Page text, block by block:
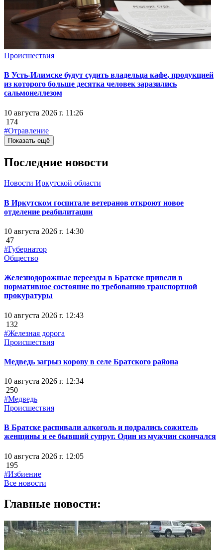
Происшествия
В Усть-Илимске будут судить владельца кафе, продукцией
из которого больше десятка человек заразились
сальмонеллезом
10 августа 2026 г. 11:26
174
#Отравление
Показать ещё
Последние новости
Новости Иркутской области
В Иркутском госпитале ветеранов откроют новое
отделение реабилитации
10 августа 2026 г. 14:30
47
#Губернатор
Общество
Железнодорожные переезды в Братске привели в
нормативное состояние по требованию транспортной
прокуратуры
10 августа 2026 г. 12:43
132
#Железная дорога
Происшествия
Медведь загрыз корову в селе Братского района
10 августа 2026 г. 12:34
250
#Медведь
Происшествия
В Братске распивали алкоголь и подрались сожитель
женщины и ее бывший супруг. Один из мужчин скончался
10 августа 2026 г. 12:05
195
#Избиение
Все новости
Главные новости: